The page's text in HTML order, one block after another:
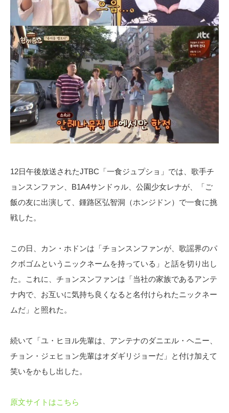
12日午後放送されたJTBC「一食ジュプショ」では、歌手チ
ョンスンファン、B1A4サンドゥル、公園少女レナが、「ご
飯の友に出演して、鍾路区弘智洞（ホンジドン）で一食に挑
戦した。
この日、カン・ホドンは「チョンスンファンが、歌謡界のパ
クボゴムというニックネームを持っている」と話を切り出し
た。これに、チョンスンファンは「当社の家族であるアンテ
ナ内で、お互いに気持ち良くなると名付けられたニックネー
ムだ」と照れた。
続いて「ユ・ヒヨル先輩は、アンテナのダニエル・ヘニー、
チョン・ジェヒョン先輩はオダギリジョーだ」と付け加えて
笑いをかもし出した。
原文サイトはこちら